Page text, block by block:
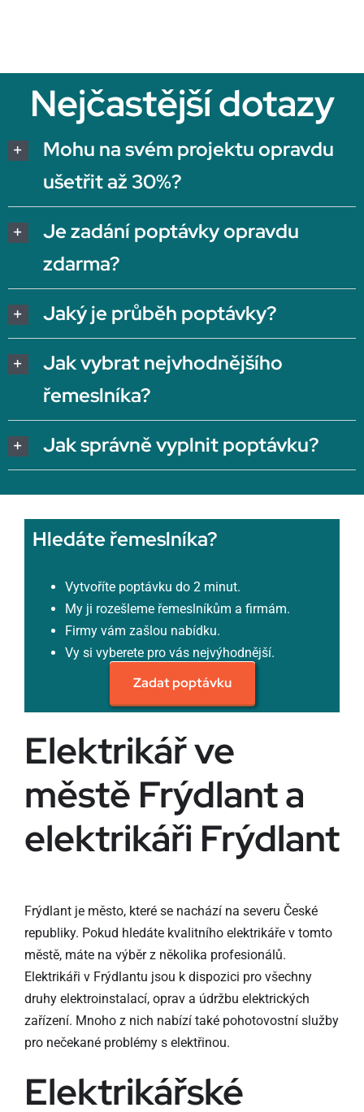
Nejčastější dotazy
Mohu na svém projektu opravdu
ušetřit až 30%?
Je zadání poptávky opravdu
zdarma?
Jaký je průběh poptávky?
Jak vybrat nejvhodnějšího
řemeslníka?
Jak správně vyplnit poptávku?
Hledáte řemeslníka?
Vytvoříte poptávku do 2 minut.
My ji rozešleme řemeslníkům a firmám.
Firmy vám zašlou nabídku.
Vy si vyberete pro vás nejvýhodnější.
Zadat poptávku
Elektrikář ve
městě Frýdlant a
elektrikáři Frýdlant
Frýdlant je město, které se nachází na severu České
republiky. Pokud hledáte kvalitního elektrikáře v tomto
městě, máte na výběr z několika profesionálů.
Elektrikáři v Frýdlantu jsou k dispozici pro všechny
druhy elektroinstalací, oprav a údržbu elektrických
zařízení. Mnoho z nich nabízí také pohotovostní služby
pro nečekané problémy s elektřinou.
Elektrikářské